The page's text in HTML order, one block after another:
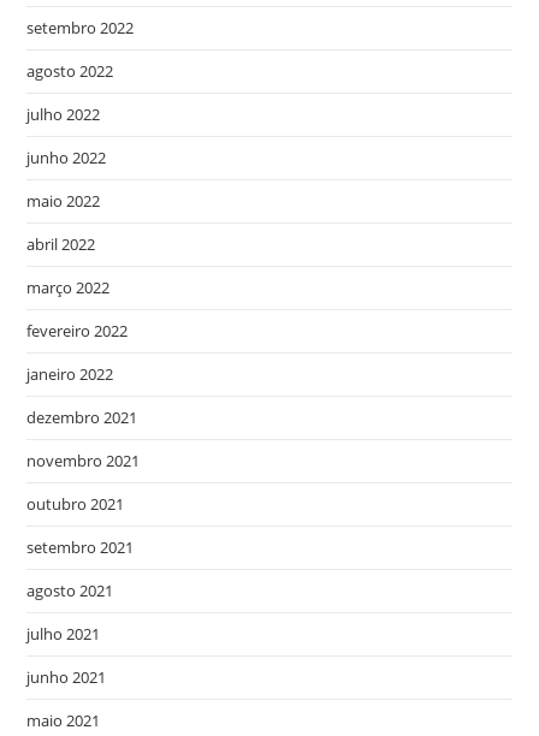
setembro 2022
agosto 2022
julho 2022
junho 2022
maio 2022
abril 2022
março 2022
fevereiro 2022
janeiro 2022
dezembro 2021
novembro 2021
outubro 2021
setembro 2021
agosto 2021
julho 2021
junho 2021
maio 2021